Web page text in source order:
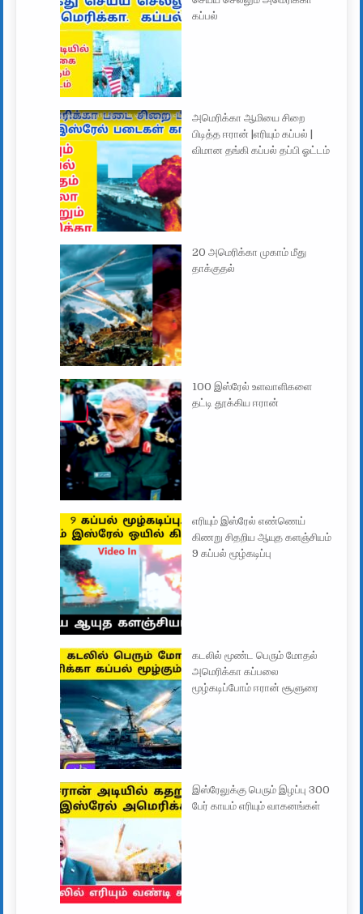
கப்பல்
அமெரிக்கா ஆமியை சிறை
பிடித்த ஈரான் |எரியும் கப்பல் |
விமான தங்கி கப்பல் தப்பி ஓட்டம்
20 அமெரிக்கா முகாம் மீது
தாக்குதல்
100 இஸ்ரேல் உளவாளிகளை
தட்டி தூக்கிய ஈரான்
எரியும் இஸ்ரேல் எண்ணெய்
கிணறு சிதறிய ஆயுத களஞ்சியம்
9 கப்பல் மூழ்கடிப்பு
கடலில் மூண்ட பெரும் மோதல்
அமெரிக்கா கப்பலை
மூழ்கடிப்போம் ஈரான் சூளுரை
இஸ்ரேலுக்கு பெரும் இழப்பு 300
பேர் காயம் எரியும் வாகனங்கள்